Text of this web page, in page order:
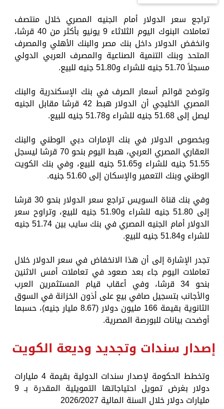
تراجع سعر الدولار أمام الجنيه المصري خلال منتصف
تعاملات البنوك اليوم الثلاثاء 9 يونيو بأكثر من 40 قرشا،
وانخفض الدولار داخل بنك مصر والبنك الأهلي والمصرف
المتحد وبنك التنمية الصناعية والمصرف العربي الدولي
مسجلاً 51.70 جنيه للشراء و51.80 جنيه للبيع.
وتوضح قوائم أسعار الصرف في بنك الإسكندرية والبنك
المصري الخليجي أن الدولار هبط 42 قرشا مقابل الجنيه
ليصل إلى 51.68 جنيه للشراء و51.78 جنيه للبيع.
وبخصوص الدولار في بنك الإمارات دبي الوطني والبنك
العقاري المصري العربي، هبط اليوم بنحو 70 قرشا ليسجل
51.55 جنيه للشراء و51.65 جنيه للبيع، وفي بنك الكويت
الوطني وبنك التعمير والإسكان إلى 51.60 جنيه.
وفي بنك قناة السويس تراجع سعر الدولار بنحو 30 قرشا
إلى 51.80 جنيه للشراء و51.90 جنيه للبيع، وتراوح سعر
الدولار أمام الجنيه المصري في بنك سايب بين 51.74 جنيه
للشراء و51.84 جنيه للبيع.
تجدر الإشارة إلى أن هذا الانخفاض في سعر الدولار خلال
تعاملات اليوم جاء بعد صعود في تعاملات أمس الاثنين
بنحو 34 قرشا، وفي أعقاب قيام المستثمرين العرب
والأجانب بتسجيل صافي بيع على أذون الخزانة في السوق
الثانوية بقيمة 166 مليون دولار (8.67 مليار جنيه)، حسبما
أوضحت بيانات للبورصة المصرية.
إصدار سندات وتجديد وديعة الكويت
وتخطط الحكومة لإصدار سندات الدولية بقيمة 4 مليارات
دولار بغرض تمويل احتياجاتها التمويلية المقدرة بـ 9
مليارات دولار خلال السنة المالية 2026/2027